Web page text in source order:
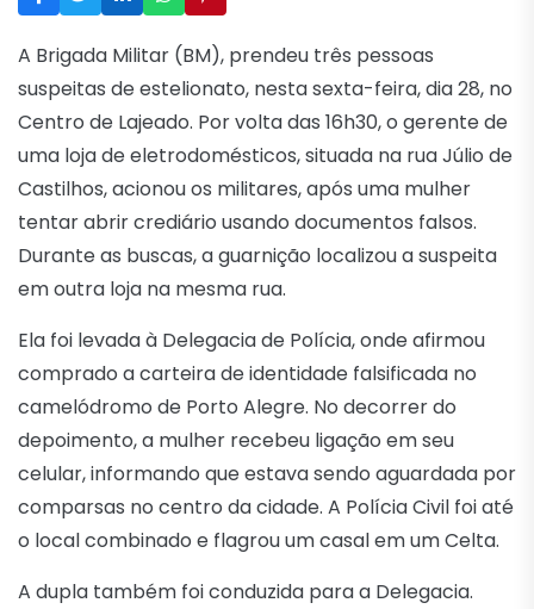
A Brigada Militar (BM), prendeu três pessoas
suspeitas de estelionato, nesta sexta-feira, dia 28, no
Centro de Lajeado. Por volta das 16h30, o gerente de
uma loja de eletrodomésticos, situada na rua Júlio de
Castilhos, acionou os militares, após uma mulher
tentar abrir crediário usando documentos falsos.
Durante as buscas, a guarnição localizou a suspeita
em outra loja na mesma rua.
Ela foi levada à Delegacia de Polícia, onde afirmou
comprado a carteira de identidade falsificada no
camelódromo de Porto Alegre. No decorrer do
depoimento, a mulher recebeu ligação em seu
celular, informando que estava sendo aguardada por
comparsas no centro da cidade. A Polícia Civil foi até
o local combinado e flagrou um casal em um Celta.
A dupla também foi conduzida para a Delegacia.